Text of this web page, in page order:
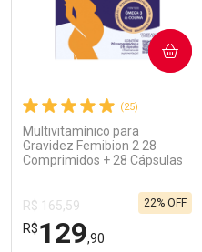
(25)
Multivitamínico para
Gravidez Femibion 2 28
Comprimidos + 28 Cápsulas
R$ 165,59
R$129,90
22% OFF
COMPRAR